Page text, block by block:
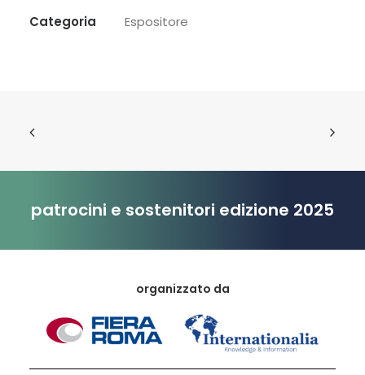
Categoria Espositore
patrocini e sostenitori edizione 2025
organizzato da